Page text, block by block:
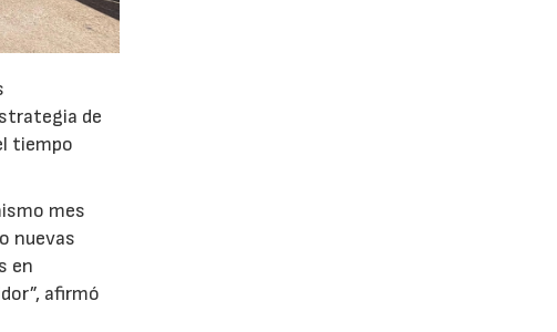
de
tiempo
mes
nuevas
en
afirmó